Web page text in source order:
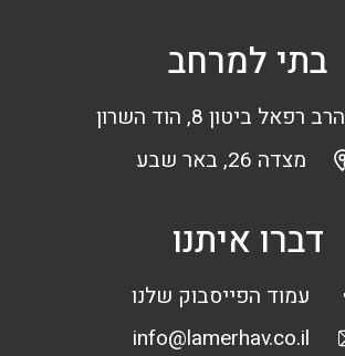
בתי למרחב
הרב רפאל ביטון 8, הוד השרון
מצדה 26, באר שבע
דברו איתנו
עמוד הפייסבוק שלנו
info@lamerhav.co.il